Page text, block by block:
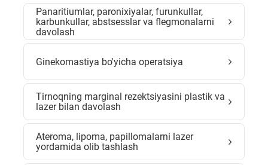
Panaritiumlar, paronixiyalar, furunkullar,
karbunkullar, abstsesslar va flegmonalarni
davolash
Ginekomastiya bo'yicha operatsiya
Tirnoqning marginal rezektsiyasini plastik va
lazer bilan davolash
Ateroma, lipoma, papillomalarni lazer
yordamida olib tashlash